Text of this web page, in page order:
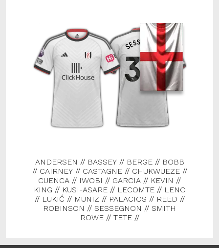
ANDERSEN // BASSEY// BERGE// BOBB
// CAIRNEY// CASTAGNE// CHUKWUEZE//
CUENCA // IWOBI // GARCIA // KEVIN //
KING // KUSI-ASARE// LECOMTE// LENO
// LUKIĆ // MUNIZ// PALACIOS // REED //
ROBINSON // SESSEGNON // SMITH
ROWE// TETE//